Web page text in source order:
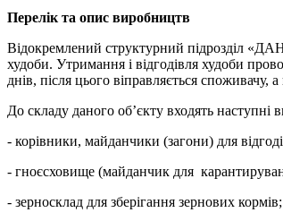
Перелік та опис виробництв
Відокремлений структурний підрозділ
худоби. Утримання і відгодівля худоби
днів, після цього віправляється
До складу даного об’єкту входять наступні
- корівники, майданчики (загони) для
- гноєсховище (майданчик для
- зерносклад для зберігання зернових кормів;